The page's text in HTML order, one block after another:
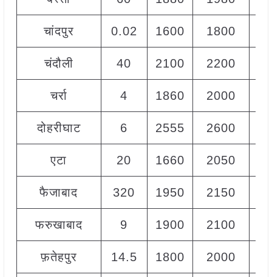
चांदपुर 0.02 1600 1800
चंदौली 40 2100 2200
चर्रा 4 1860 2000
दोहरीघाट 6 2555 2600
एटा 20 1660 2050
फैजाबाद 320 1950 2150
फरुखाबाद 9 1900 2100
फ़तेहपुर 14.5 1800 2000